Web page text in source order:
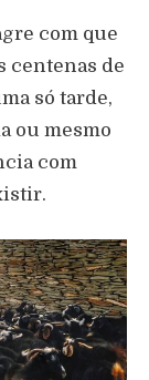
com que
centenas de
só tarde,
ou mesmo
com